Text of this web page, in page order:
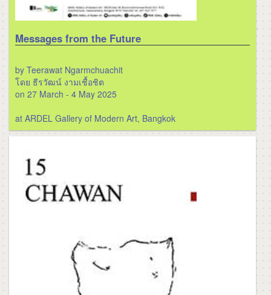
Messages from the Future
by Teerawat Ngarmchuachit
โดย ธีรวัฒน์ งามเชื้อชิต
on 27 March - 4 May 2025
at ARDEL Gallery of Modern Art, Bangkok